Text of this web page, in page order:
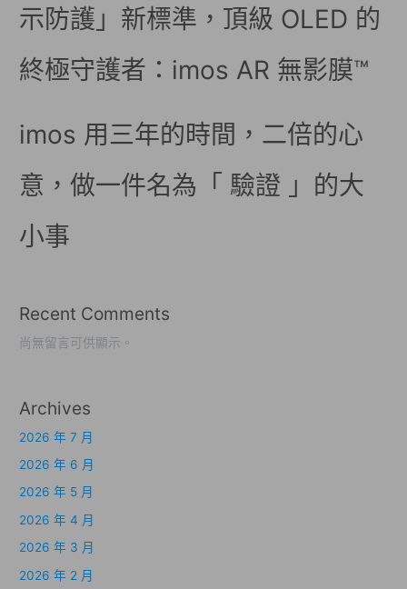
示防護」新標準，頂級 OLED 的
終極守護者：imos AR 無影膜™
imos 用三年的時間，二倍的心
意，做一件名為「 驗證 」的大
小事
Recent Comments
尚無留言可供顯示。
Archives
2026 年 7 月
2026 年 6 月
2026 年 5 月
2026 年 4 月
2026 年 3 月
2026 年 2 月